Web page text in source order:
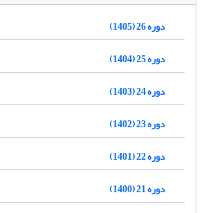
دوره 26 (1405)
دوره 25 (1404)
دوره 24 (1403)
دوره 23 (1402)
دوره 22 (1401)
دوره 21 (1400)